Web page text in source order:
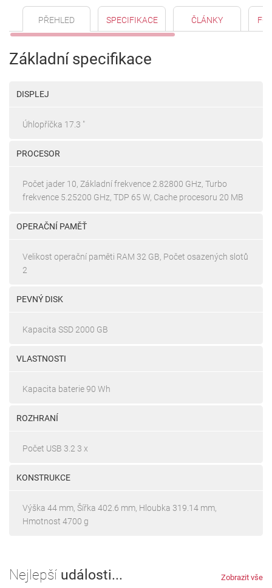
PŘEHLED SPECIFIKACE ČLÁNKY
Základní specifikace
DISPLEJ
Úhlopříčka 17.3 "
PROCESOR
Počet jader 10, Základní frekvence 2.82800 GHz, Turbo
frekvence 5.25200 GHz, TDP 65 W, Cache procesoru 20 MB
OPERAČNÍ PAMĚŤ
Velikost operační paměti RAM 32 GB, Počet osazených slotů
2
PEVNÝ DISK
Kapacita SSD 2000 GB
VLASTNOSTI
Kapacita baterie 90 Wh
ROZHRANÍ
Počet USB 3.2 3 x
KONSTRUKCE
Výška 44 mm, Šířka 402.6 mm, Hloubka 319.14 mm,
Hmotnost 4700 g
Nejlepší události... Zobrazit vše